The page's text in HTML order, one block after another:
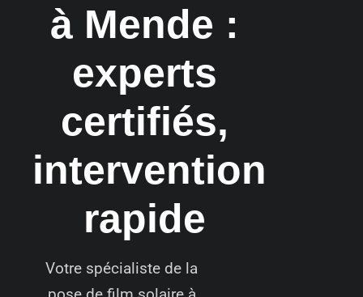
à Mende :
experts
certifiés,
intervention
rapide
Votre spécialiste de la